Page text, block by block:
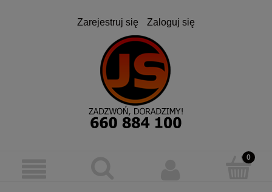
Zarejestruj się Zaloguj się